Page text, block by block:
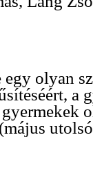
olyan
a